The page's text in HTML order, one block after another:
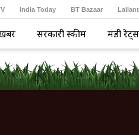
India Today BT Bazaar
सरकारी स्कीम मंडी रेट्स